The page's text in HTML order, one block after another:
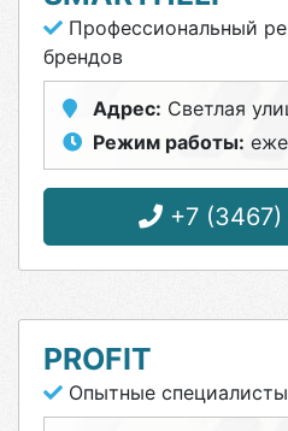
Профессиональный
брендов
Адрес: Светлая
Режим работы:
+7 (3467)
PROFIT
Опытные